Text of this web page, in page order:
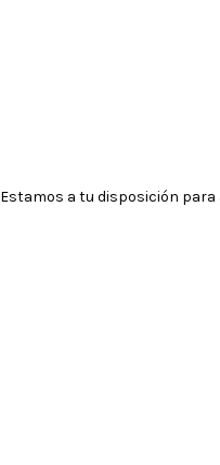
Estamos a tu disposición para